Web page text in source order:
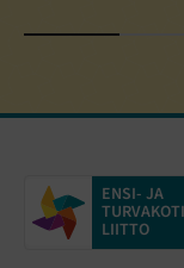
ENSI- JA
LIITTO